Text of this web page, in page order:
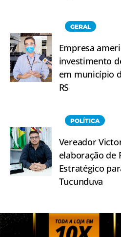
GERAL
Empresa
investimento
em município
RS
POLÍTICA
Vereador
elaboração de
Estratégico
Tucunduva